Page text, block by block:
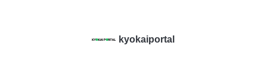
kyokaiportal